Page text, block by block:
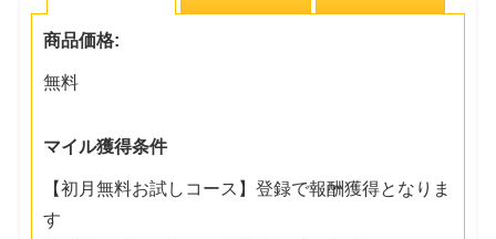
商品価格:
無料
マイル獲得条件
【初月無料お試しコース】登録で報酬獲得となりま
す